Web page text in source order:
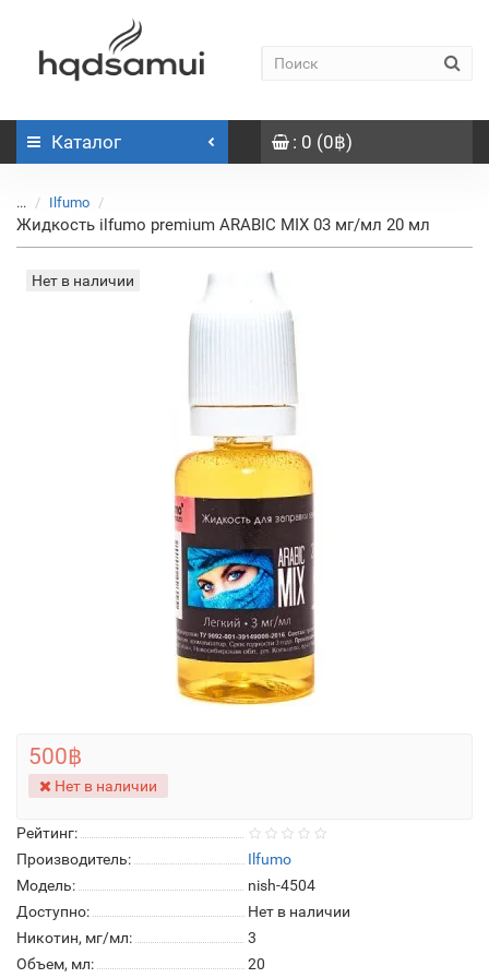
Каталог : 0 (0฿)
... Ilfumo
Жидкость ilfumo premium ARABIC MIX 03 мг/мл 20 мл
Нет в наличии
Рейтинг:
Производитель:
Ilfumo
Модель:
nish-4504
Доступно:
Нет в наличии
Никотин, мг/мл:
3
Объем, мл:
20
500฿
Нет в наличии